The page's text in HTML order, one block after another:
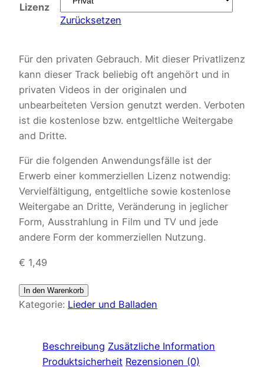
Lizenz
Zurücksetzen
Für den privaten Gebrauch. Mit dieser Privatlizenz
kann dieser Track beliebig oft angehört und in
privaten Videos in der originalen und
unbearbeiteten Version genutzt werden. Verboten
ist die kostenlose bzw. entgeltliche Weitergabe
and Dritte.
Für die folgenden Anwendungsfälle ist der
Erwerb einer kommerziellen Lizenz notwendig:
Vervielfältigung, entgeltliche sowie kostenlose
Weitergabe an Dritte, Veränderung in jeglicher
Form, Ausstrahlung in Film und TV und jede
andere Form der kommerziellen Nutzung.
€ 1,49
In den Warenkorb
Kategorie: Lieder und Balladen
Beschreibung Zusätzliche Information
Produktsicherheit Rezensionen (0)